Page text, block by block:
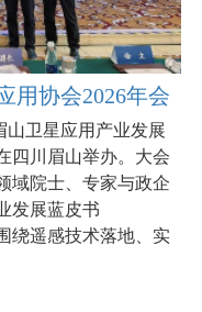
用协会2026年会
卫星应用产业发展
四川眉山举办。大会
域院士、专家与政企
发展蓝皮书
绕遥感技术落地、实